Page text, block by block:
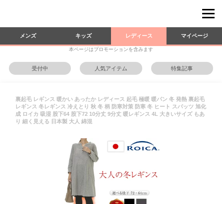
メンズ キッズ レディース マイページ
本ページはプロモーションを含みます
受付中 人気アイテム 特集記事
裏起毛 レギンス 暖かい あったか レディース 起毛 極暖 暖パン 冬 発熱 裏起毛
レギンス 冬レギンス 冷えとり 秋 冬 柄 防寒対策 防寒 冬 ヒート スパッツ 旭化
成 ロイカ 吸湿 股下64 股下72 10分丈 9分丈 暖レギンス 4L 大きいサイズ もあ
り 細く見える 日本製 大人 綿混